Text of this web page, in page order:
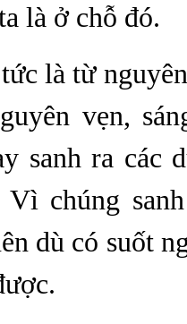
là ở chỗ đó.
là từ
vẹn,
sanh ra các
Vì chúng
dù có suốt